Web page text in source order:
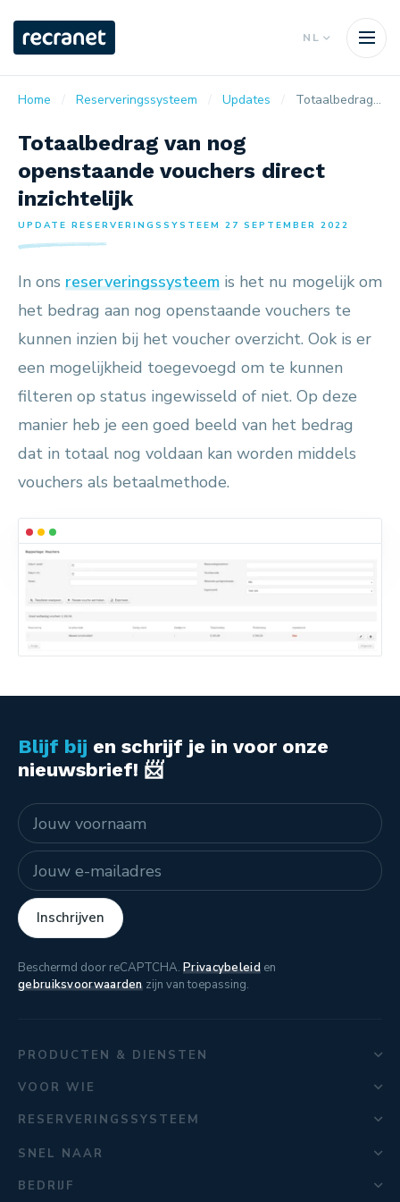
NL
Home Reserveringssysteem Updates Totaalbedrag van nog openstaande vouchers direct inzichtelijk
Totaalbedrag van nog
openstaande vouchers direct
inzichtelijk
UPDATE RESERVERINGSSYSTEEM 27 SEPTEMBER 2022
In ons reserveringssysteem is het nu mogelijk om
het bedrag aan nog openstaande vouchers te
kunnen inzien bij het voucher overzicht. Ook is er
een mogelijkheid toegevoegd om te kunnen
filteren op status ingewisseld of niet. Op deze
manier heb je een goed beeld van het bedrag
dat in totaal nog voldaan kan worden middels
vouchers als betaalmethode.
Blijf bij en schrijf je in voor onze
nieuwsbrief! 📨
Naam
E-mailadres
Inschrijven
Beschermd door reCAPTCHA. Privacybeleiden
gebruiksvoorwaardenzijn van toepassing.
PRODUCTEN & DIENSTEN
VOOR WIE
RESERVERINGSSYSTEEM
SNEL NAAR
BEDRIJF